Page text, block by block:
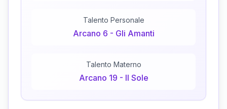
Talento Personale
Arcano 6 - Gli Amanti
Talento Materno
Arcano 19 - Il Sole